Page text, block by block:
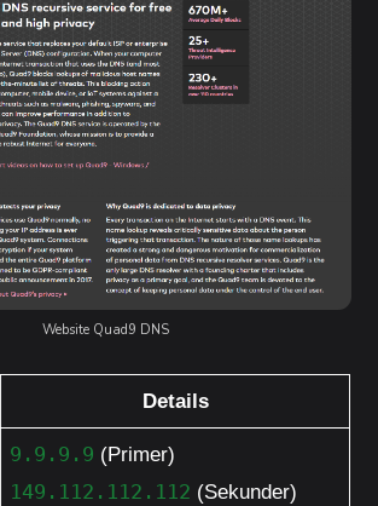
Website Quad9 DNS
Details
9.9.9.9 (Primer)
149.112.112.112 (Sekunder)